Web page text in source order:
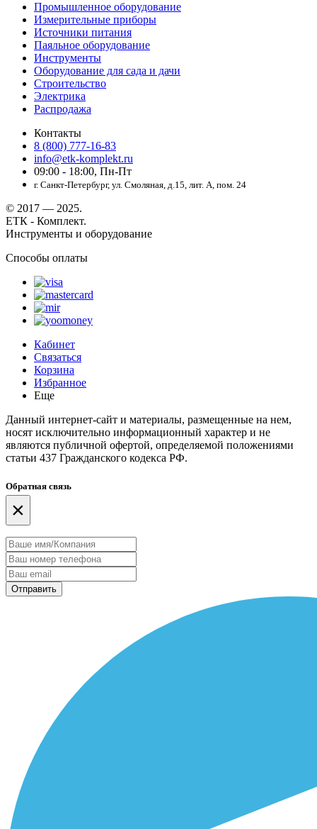
Промышленное оборудование
Измерительные приборы
Источники питания
Паяльное оборудование
Инструменты
Оборудование для сада и дачи
Строительство
Электрика
Распродажа
Контакты
8 (800) 777-16-83
info@etk-komplekt.ru
09:00 - 18:00, Пн-Пт
г. Санкт-Петербург, ул. Смоляная, д.15, лит. А, пом. 24
© 2017 — 2025.
ЕТК - Комплект.
Инструменты и оборудование
Способы оплаты
Кабинет
Связаться
Корзина
Избранное
Еще
Данный интернет-сайт и материалы, размещенные на нем,
носят исключительно информационный характер и не
являются публичной офертой, определяемой положениями
статьи 437 Гражданского кодекса РФ.
Обратная связь
×
Отправить